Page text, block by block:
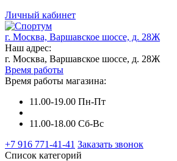
Личный кабинет
г. Москва, Варшавское шоссе, д. 28Ж
Наш адрес:
г. Москва, Варшавское шоссе, д. 28Ж
Время работы
Время работы магазина:
11.00-19.00 Пн-Пт
11.00-18.00 Сб-Вс
+7 916 771-41-41 Заказать звонок
Список категорий